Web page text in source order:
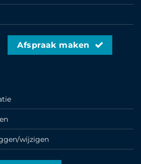
Afspraak maken
wijzigen